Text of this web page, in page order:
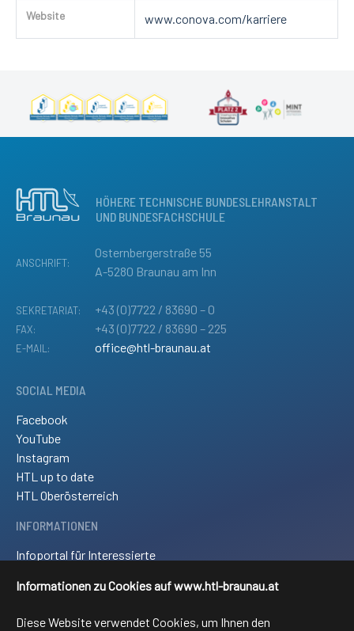
Informationen zu Cookies auf www.htl-braunau.at
Diese Website verwendet Cookies, um Ihnen den
Website www.conova.com/karriere
HÖHERE TECHNISCHE BUNDESLEHRANSTALT
UND BUNDESFACHSCHULE
ANSCHRIFT:
Osternbergerstraße 55
A-5280 Braunau am Inn
SEKRETARIAT: +43 (0)7722 / 83690 – 0
FAX: +43 (0)7722 / 83690 – 225
E-MAIL: office@htl-braunau.at
SOCIAL MEDIA
Facebook
YouTube
Instagram
HTL up to date
HTL Oberösterreich
INFORMATIONEN
Infoportal für Interessierte
Downloads